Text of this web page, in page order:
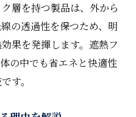
層を持つ製品は、外から
の透過性を保つため、明
果を発揮します。遮熱フ
の中でも省エネと快適性
す。